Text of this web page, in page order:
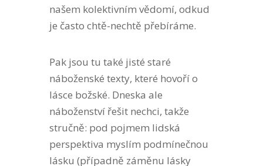
našem kolektivním vědomí, odkud
je často chtě-nechtě přebíráme.
Pak jsou tu také jisté staré
náboženské texty, které hovoří o
lásce božské. Dneska ale
náboženství řešit nechci, takže
stručně: pod pojmem lidská
perspektiva myslím podmínečnou
lásku (případně záměnu lásky